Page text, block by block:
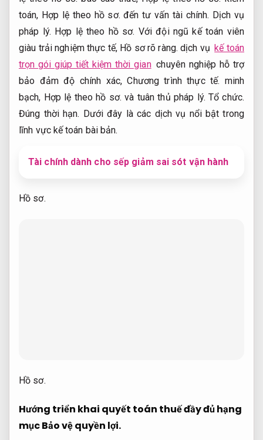
toán, Hợp lệ theo hồ sơ. đến tư vấn tài chính. Dịch vụ
pháp lý. Hợp lệ theo hồ sơ. Với đội ngũ kế toán viên
giàu trải nghiệm thực tế, Hồ sơ rõ ràng. dịch vụ kế toán
trọn gói giúp tiết kiệm thời gian chuyên nghiệp hỗ trợ
bảo đảm độ chính xác,Chương trình thực tế. minh
bạch, Hợp lệ theo hồ sơ. và tuân thủ pháp lý.Tổ chức.
Đúng thời hạn. Dưới đây là các dịch vụ nổi bật trong
lĩnh vực kế toán bài bản.
Tài chính dành cho sếp giảm sai sót vận hành
Hồ sơ.
Hồ sơ.
Hướng triển khai quyết toán thuế đầy đủ hạng
mụcBảo vệ quyền lợi.